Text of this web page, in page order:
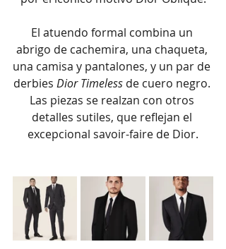
El atuendo formal combina un
abrigo de cachemira, una chaqueta,
una camisa y pantalones, y un par de
derbies Dior Timeless de cuero negro.
Las piezas se realzan con otros
detalles sutiles, que reflejan el
excepcional savoir-faire de Dior.